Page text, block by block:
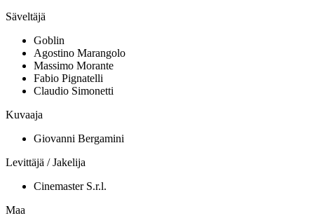
Säveltäjä
Goblin
Agostino Marangolo
Massimo Morante
Fabio Pignatelli
Claudio Simonetti
Kuvaaja
Giovanni Bergamini
Levittäjä / Jakelija
Cinemaster S.r.l.
Maa